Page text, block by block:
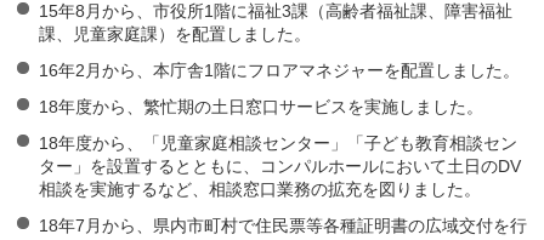
15年8月から、市役所1階に福祉3課（高齢者福祉課、障害福祉
課、児童家庭課）を配置しました。
16年2月から、本庁舎1階にフロアマネジャーを配置しました。
18年度から、繁忙期の土日窓口サービスを実施しました。
18年度から、「児童家庭相談センター」「子ども教育相談セン
ター」を設置するとともに、コンパルホールにおいて土日のDV
相談を実施するなど、相談窓口業務の拡充を図りました。
18年7月から、県内市町村で住民票等各種証明書の広域交付を行